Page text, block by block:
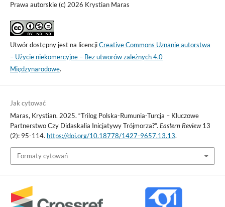
Prawa autorskie (c) 2026 Krystian Maras
Utwór dostępny jest na licencjiCreative Commons Uznanie autorstwa
– Użycie niekomercyjne – Bez utworów zależnych 4.0
Międzynarodowe.
Jak cytować
Maras, Krystian. 2025. “Trilog Polska-Rumunia-Turcja – Kluczowe
Partnerstwo Czy Didaskalia Inicjatywy Trójmorza?”. Eastern Review13
(2): 95-114. https://doi.org/10.18778/1427-9657.13.13.
Formaty cytowań